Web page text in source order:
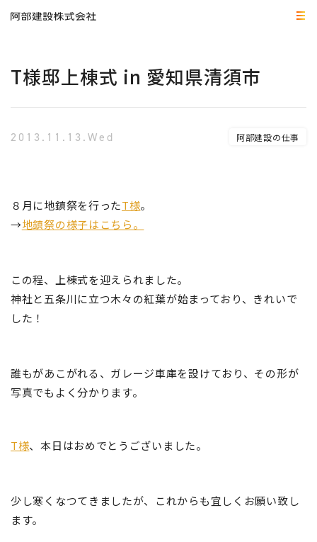
T様邸上棟式 in 愛知県清須市
2013.11.13.Wed 阿部建設の仕事
８月に地鎮祭を行ったT様。
→地鎮祭の様子はこちら。
この程、上棟式を迎えられました。
神社と五条川に立つ木々の紅葉が始まっており、きれいで
した！
誰もがあこがれる、ガレージ車庫を設けており、その形が
写真でもよく分かります。
T様、本日はおめでとうございました。
少し寒くなつてきましたが、これからも宜しくお願い致し
ます。